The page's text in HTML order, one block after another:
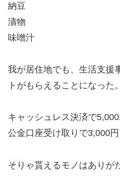
納豆
漬物
味噌汁
我が居住地でも、生活支援
トがもらえることになった。
キャッシュレス決済で
公金口座受け取りで3,000円
そりゃ貰えるモノはありが